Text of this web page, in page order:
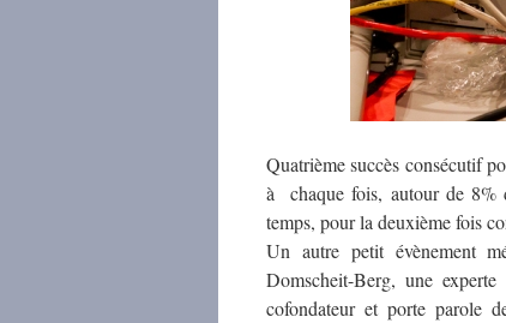
Quatrième succès consécutif
à chaque fois, autour de 8%
temps, pour la deuxième fois
Un autre petit évènement
Domscheit-Berg, une
cofondateur et porte parole